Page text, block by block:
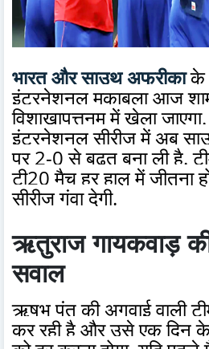
भारत और साउथ अफ्रीकाके
इंटरनेशनल मुकाबला आज
विशाखापत्तनम में खेला
इंटरनेशनल सीरीज में अब
पर 2-0 से बढ़त बना ली है.
टी20 मैच हर हाल में जीतना
सीरीज गंवा देगी.
ऋतुराज गायकवाड़
सवाल
ऋषभ पंत की अगुवाई वाली
कर रही है और उसे एक दिन